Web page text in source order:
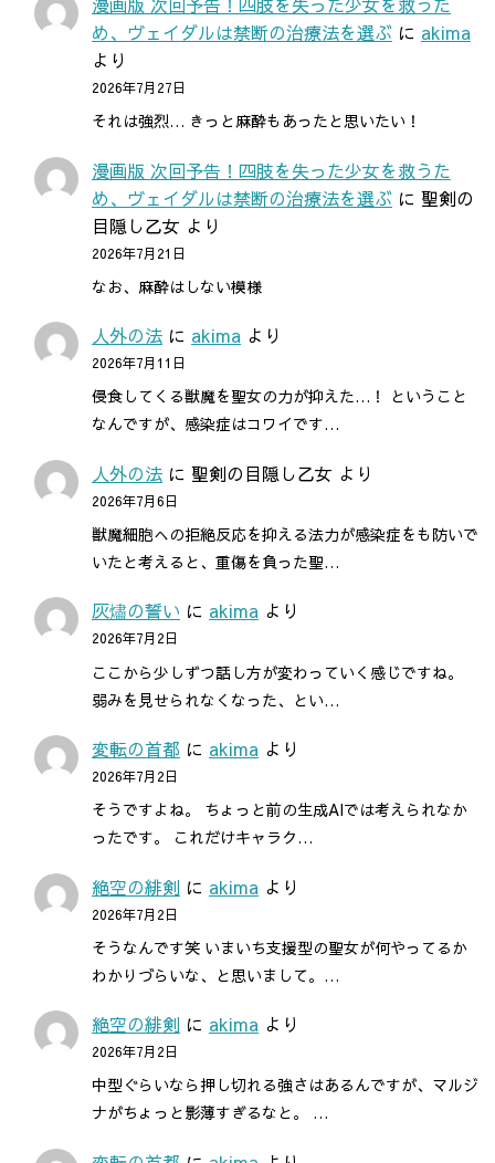
め、ヴェイダルは禁断の治療法を選ぶ に akima
より
2026年7月27日
それは強烈… きっと麻酔もあったと思いたい！
漫画版 次回予告！四肢を失った少女を救うた
め、ヴェイダルは禁断の治療法を選ぶ に 聖剣の
目隠し乙女 より
2026年7月21日
なお、麻酔はしない模様
人外の法 に akima より
2026年7月11日
侵食してくる獣魔を聖女の力が抑えた…！ ということ
なんですが、感染症はコワイです…
人外の法 に 聖剣の目隠し乙女 より
2026年7月6日
獣魔細胞への拒絶反応を抑える法力が感染症をも防いで
いたと考えると、重傷を負った聖…
灰燼の誓い に akima より
2026年7月2日
ここから少しずつ話し方が変わっていく感じですね。
弱みを見せられなくなった、とい…
変転の首都 に akima より
2026年7月2日
そうですよね。 ちょっと前の生成AIでは考えられなか
ったです。 これだけキャラク…
絶空の緋剣 に akima より
2026年7月2日
そうなんです笑 いまいち支援型の聖女が何やってるか
わかりづらいな、と思いまして。…
絶空の緋剣 に akima より
2026年7月2日
中型ぐらいなら押し切れる強さはあるんですが、マルジ
ナがちょっと影薄すぎるなと。 …